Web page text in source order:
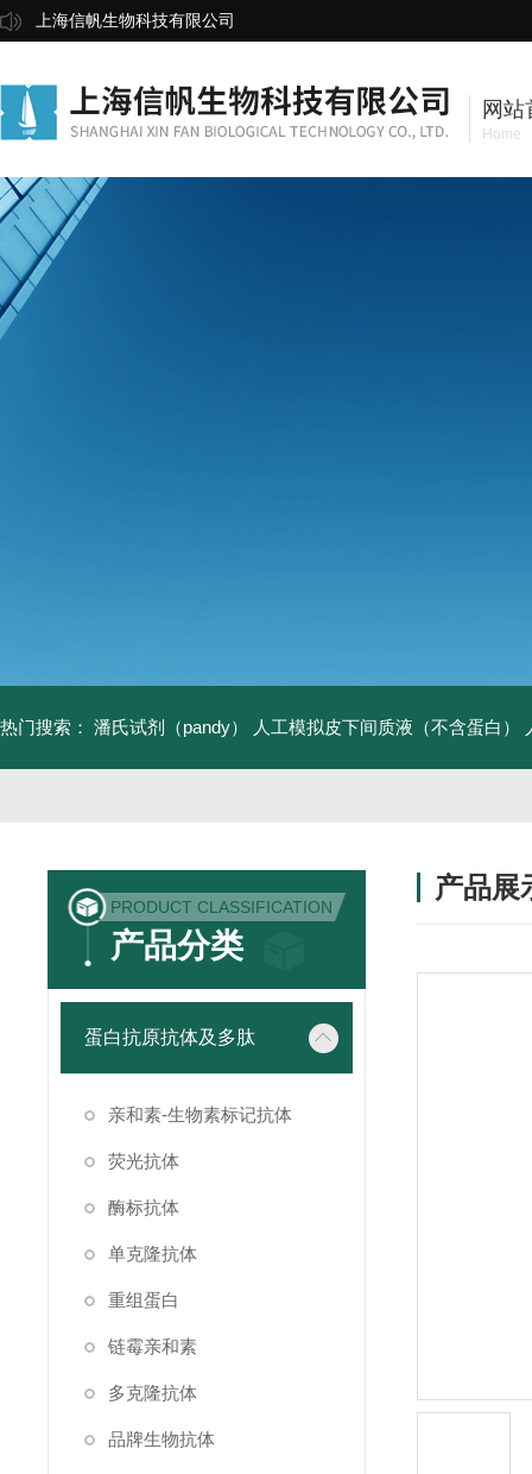
上海信帆生物科技有限公司
网站
Home
热门搜索： 潘氏试剂（pandy） 人工模拟皮下间质液（不含蛋白）
PRODUCT CLASSIFICATION
产品分类
蛋白抗原抗体及多肽
亲和素-生物素标记抗体
荧光抗体
酶标抗体
单克隆抗体
重组蛋白
链霉亲和素
多克隆抗体
品牌生物抗体
产品展